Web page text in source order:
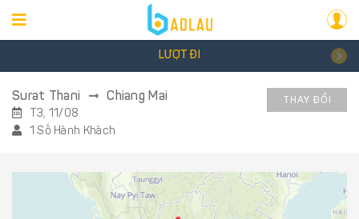
LƯỢT ĐI
Surat Thani Chiang Mai
T3, 11/08
1 Số Hành Khách
THAY ĐỔI